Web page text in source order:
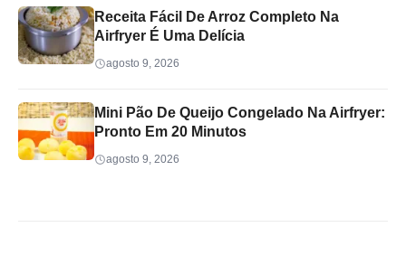
Receita Fácil De Arroz Completo Na
Airfryer É Uma Delícia
agosto 9, 2026
Mini Pão De Queijo Congelado Na Airfryer:
Pronto Em 20 Minutos
agosto 9, 2026